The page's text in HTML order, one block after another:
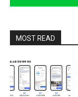
MOST READ